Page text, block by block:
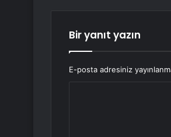
Bir yanıt yazın
E-posta adresiniz